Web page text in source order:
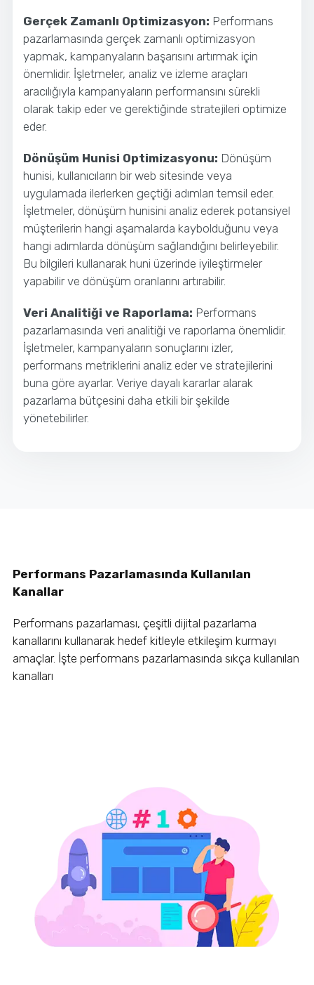
Gerçek Zamanlı Optimizasyon: Performans
pazarlamasında gerçek zamanlı optimizasyon
yapmak, kampanyaların başarısını artırmak için
önemlidir. İşletmeler, analiz ve izleme araçları
aracılığıyla kampanyaların performansını sürekli
olarak takip eder ve gerektiğinde stratejileri optimize
eder.
Dönüşüm Hunisi Optimizasyonu: Dönüşüm
hunisi, kullanıcıların bir web sitesinde veya
uygulamada ilerlerken geçtiği adımları temsil eder.
İşletmeler, dönüşüm hunisini analiz ederek potansiyel
müşterilerin hangi aşamalarda kaybolduğunu veya
hangi adımlarda dönüşüm sağlandığını belirleyebilir.
Bu bilgileri kullanarak huni üzerinde iyileştirmeler
yapabilir ve dönüşüm oranlarını artırabilir.
Veri Analitiği ve Raporlama: Performans
pazarlamasında veri analitiği ve raporlama önemlidir.
İşletmeler, kampanyaların sonuçlarını izler,
performans metriklerini analiz eder ve stratejilerini
buna göre ayarlar. Veriye dayalı kararlar alarak
pazarlama bütçesini daha etkili bir şekilde
yönetebilirler.
Performans Pazarlamasında Kullanılan
Kanallar
Performans pazarlaması, çeşitli dijital pazarlama
kanallarını kullanarak hedef kitleyle etkileşim kurmayı
amaçlar. İşte performans pazarlamasında sıkça kullanılan
kanalları